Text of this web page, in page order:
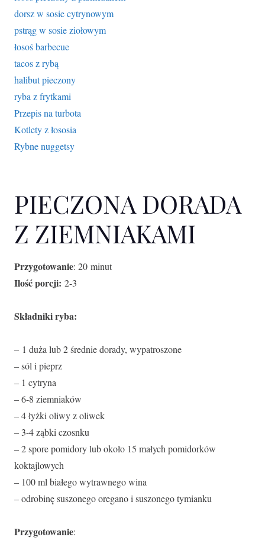
dorsz w sosie cytrynowym
pstrąg w sosie ziołowym
łosoś barbecue
tacos z rybą
halibut pieczony
ryba z frytkami
Przepis na turbota
Kotlety z łososia
Rybne nuggetsy
PIECZONA DORADA
Z ZIEMNIAKAMI
Przygotowanie: 20 minut
Ilość porcji: 2-3
Składniki ryba:
– 1 duża lub 2 średnie dorady, wypatroszone
– sól i pieprz
– 1 cytryna
– 6-8 ziemniaków
– 4 łyżki oliwy z oliwek
– 3-4 ząbki czosnku
– 2 spore pomidory lub około 15 małych pomidorków
koktajlowych
– 100 ml białego wytrawnego wina
– odrobinę suszonego oregano i suszonego tymianku
Przygotowanie: